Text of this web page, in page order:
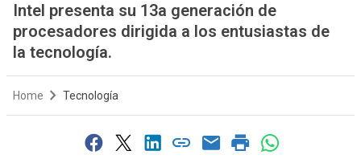
Intel presenta su 13a generación de
procesadores dirigida a los entusiastas de
la tecnología.
Home Tecnología